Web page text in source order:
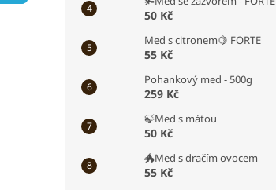
50 Kč
Med s citronem🍋 FORTE
55 Kč
Pohankový med - 500g
259 Kč
🍃Med s mátou
50 Kč
🐲Med s dračím ovocem
55 Kč